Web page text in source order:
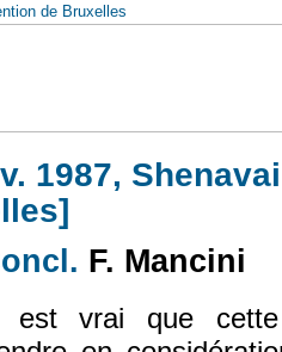
de Bruxelles
1987,
est externe)
(le lien est
F. Mancini
vrai que cette